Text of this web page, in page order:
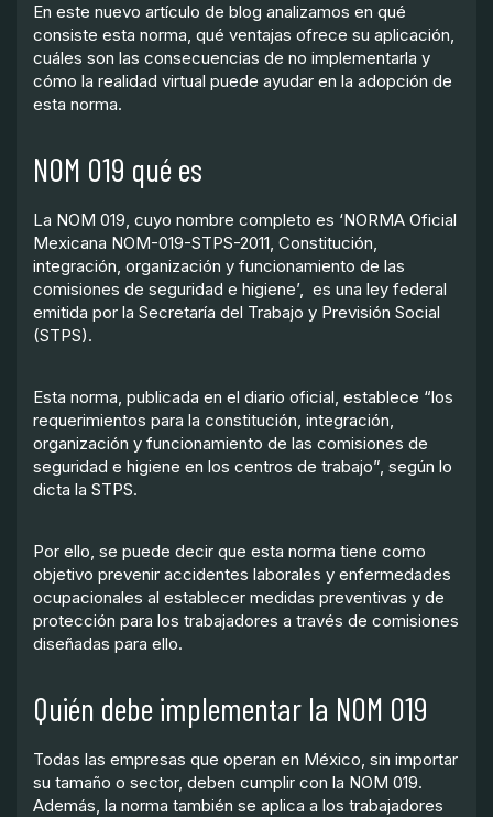
En este nuevo artículo de blog analizamos en qué
consiste esta norma, qué ventajas ofrece su aplicación,
cuáles son las consecuencias de no implementarla y
cómo la realidad virtual puede ayudar en la adopción de
esta norma.
NOM 019 qué es
La NOM 019, cuyo nombre completo es ‘NORMA Oficial
Mexicana NOM-019-STPS-2011, Constitución,
integración, organización y funcionamiento de las
comisiones de seguridad e higiene’, es una ley federal
emitida por la Secretaría del Trabajo y Previsión Social
(STPS).
Esta norma, publicada en el diario oficial, establece “los
requerimientos para la constitución, integración,
organización y funcionamiento de las comisiones de
seguridad e higiene en los centros de trabajo”, según lo
dicta la STPS.
Por ello, se puede decir que esta norma tiene como
objetivo prevenir accidentes laborales y enfermedades
ocupacionales al establecer medidas preventivas y de
protección para los trabajadores a través de comisiones
diseñadas para ello.
Quién debe implementar la NOM 019
Todas las empresas que operan en México, sin importar
su tamaño o sector, deben cumplir con la NOM 019.
Además, la norma también se aplica a los trabajadores